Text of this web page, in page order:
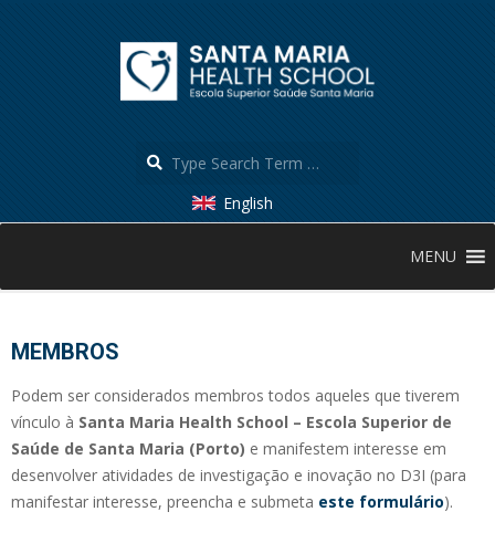
English
Menu
MENU
MEMBROS
Podem ser considerados membros todos aqueles que tiverem
vínculo à Santa Maria Health School – Escola Superior de
Saúde de Santa Maria (Porto) e manifestem interesse em
desenvolver atividades de investigação e inovação no D3I (para
manifestar interesse, preencha e submeta este formulário).